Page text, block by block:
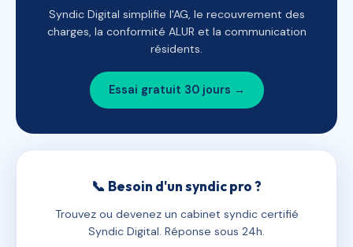
Syndic Digital simplifie l'AG, le recouvrement des
charges, la conformité ALUR et la communication
résidents.
Essai gratuit 30 jours →
📞 Besoin d'un syndic pro ?
Trouvez ou devenez un cabinet syndic certifié
Syndic Digital. Réponse sous 24h.